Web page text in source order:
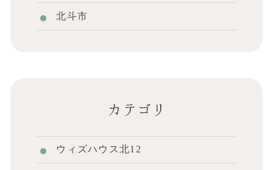
北斗市
カテゴリ
ウィズハウス北12